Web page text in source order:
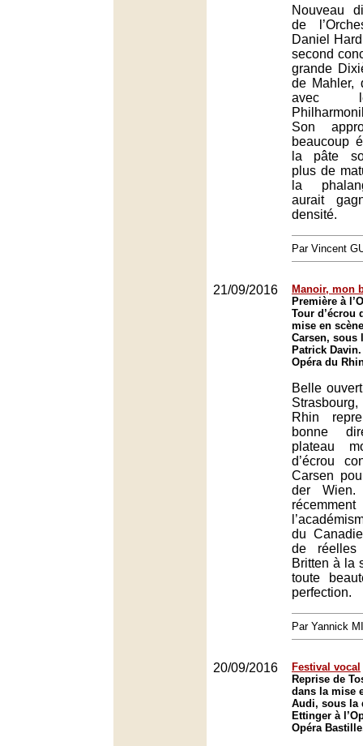
Nouveau
de
Daniel
second
grande
de Mahler,
avec
Son
beaucoup
la pâte
plus de
la
aurait
densité.
Par Vincent
21/09/2016
Manoir, mon
Première à
Tour d’écrou
mise en
Carsen, sous
Patrick Davin.
Opéra du
Belle
Rhin
bonne
plateau
d’écrou
Carsen
der Wien.
du
de
Britten à la
toute
perfection.
Par Yannick
20/09/2016
Festival vocal
Reprise de
dans la mise
Audi, sous la
Ettinger à
Opéra